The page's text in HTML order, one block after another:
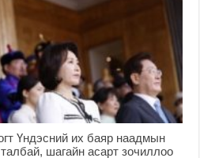
Үндэсний их баяр наадмын
шагайн асарт зочиллоо